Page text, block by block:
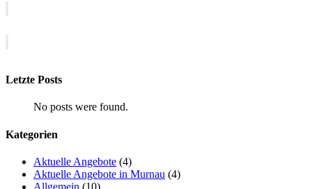
Letzte Posts
No posts were found.
Kategorien
Aktuelle Angebote (4)
Aktuelle Angebote in Murnau (4)
Allgemein (10)